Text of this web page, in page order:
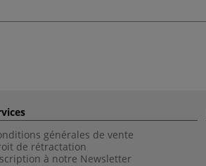
générales de vente
de rétractation
à notre Newsletter